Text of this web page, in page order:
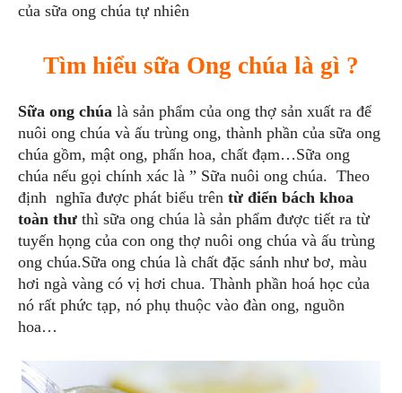
của sữa ong chúa tự nhiên
Tìm hiểu sữa Ong chúa là gì ?
Sữa ong chúa là sản phẩm của ong thợ sản xuất ra để
nuôi ong chúa và ấu trùng ong, thành phần của sữa ong
chúa gồm, mật ong, phấn hoa, chất đạm…Sữa ong
chúa nếu gọi chính xác là ” Sữa nuôi ong chúa. Theo
định nghĩa được phát biểu trên từ điển bách khoa
toàn thư thì sữa ong chúa là sản phẩm được tiết ra từ
tuyến họng của con ong thợ nuôi ong chúa và ấu trùng
ong chúa.Sữa ong chúa là chất đặc sánh như bơ, màu
hơi ngà vàng có vị hơi chua. Thành phần hoá học của
nó rất phức tạp, nó phụ thuộc vào đàn ong, nguồn
hoa…